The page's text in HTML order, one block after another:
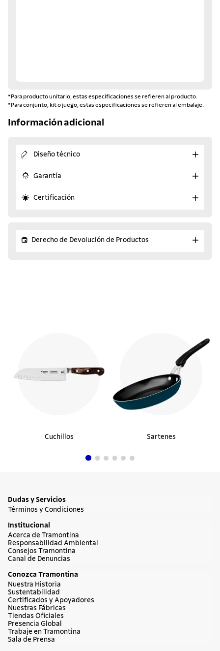
*Para producto unitario, estas especificaciones se refieren al producto.
*Para conjunto, kit o juego, estas especificaciones se refieren al embalaje.
Información adicional
Diseño técnico
Garantía
Certificación
Derecho de Devolución de Productos
Cuchillos Sartenes
Dudas y Servicios
Términos y Condiciones
Institucional
Acerca de Tramontina
Responsabilidad Ambiental
Consejos Tramontina
Canal de Denuncias
Conozca Tramontina
Nuestra Historia
Sustentabilidad
Certificados y Apoyadores
Nuestras Fábricas
Tiendas Oficiales
Presencia Global
Trabaje en Tramontina
Sala de Prensa